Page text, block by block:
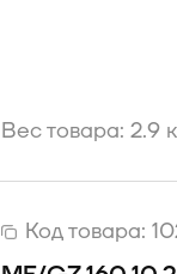
Вес товара: 2.9
Код товара: